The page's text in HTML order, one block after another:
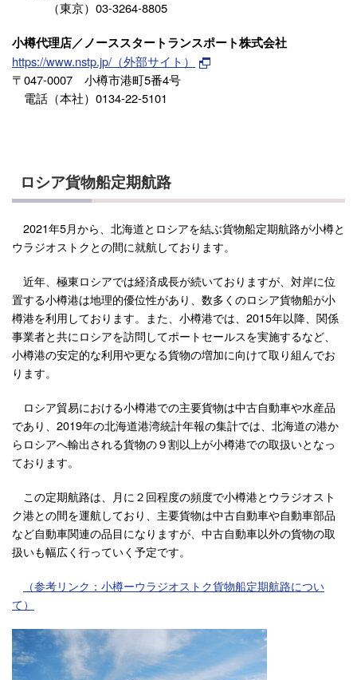
（東京）03-3264-8805
小樽代理店／ノーススタートランスポート株式会社
https://www.nstp.jp/（外部サイト）
〒047-0007 小樽市港町5番4号
電話（本社）0134-22-5101
ロシア貨物船定期航路
2021年5月から、北海道とロシアを結ぶ貨物船定期航路が小樽と
ウラジオストクとの間に就航しております。
近年、極東ロシアでは経済成長が続いておりますが、対岸に位
置する小樽港は地理的優位性があり、数多くのロシア貨物船が小
樽港を利用しております。また、小樽港では、2015年以降、関係
事業者と共にロシアを訪問してポートセールスを実施するなど、
小樽港の安定的な利用や更なる貨物の増加に向けて取り組んでお
ります。
ロシア貿易における小樽港での主要貨物は中古自動車や水産品
であり、2019年の北海道港湾統計年報の集計では、北海道の港か
らロシアへ輸出される貨物の９割以上が小樽港での取扱いとなっ
ております。
この定期航路は、月に２回程度の頻度で小樽港とウラジオスト
ク港との間を運航しており、主要貨物は中古自動車や自動車部品
など自動車関連の品目になりますが、中古自動車以外の貨物の取
扱いも幅広く行っていく予定です。
（参考リンク：小樽ーウラジオストク貨物船定期航路につい
て）